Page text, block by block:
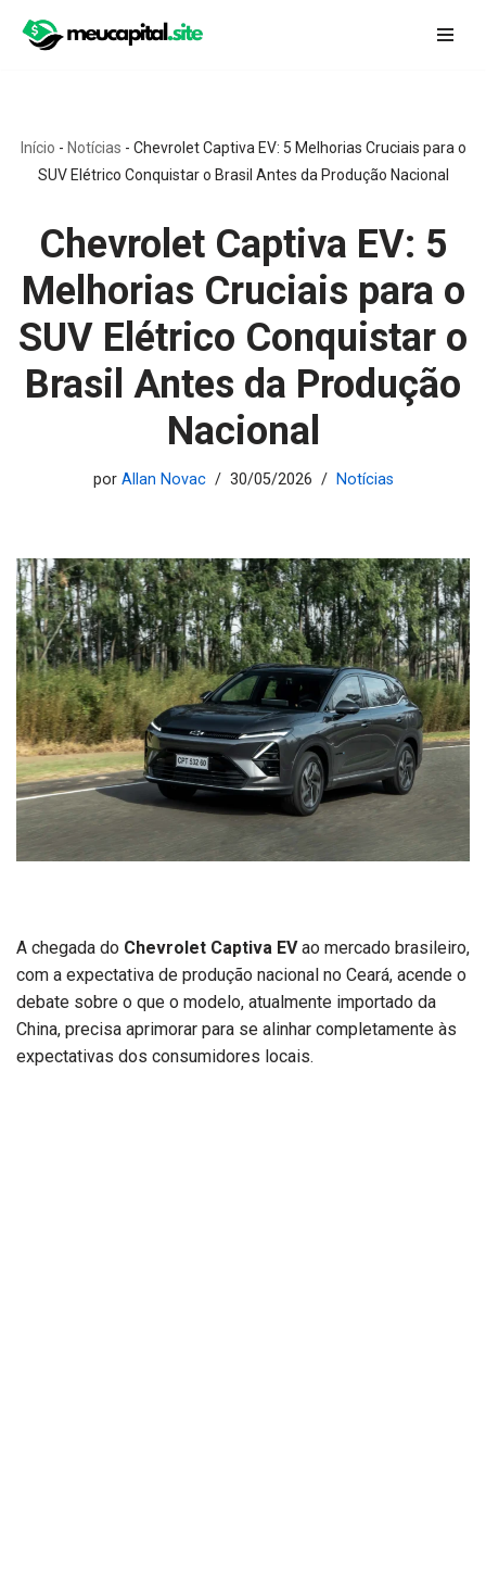
conteúdo
Início - Notícias - Chevrolet Captiva EV: 5 Melhorias Cruciais para o
SUV Elétrico Conquistar o Brasil Antes da Produção Nacional
Chevrolet Captiva EV: 5
Melhorias Cruciais para o
SUV Elétrico Conquistar o
Brasil Antes da Produção
Nacional
por Allan Novac 30/05/2026 Notícias
A chegada do Chevrolet Captiva EVao mercado brasileiro,
com a expectativa de produção nacional no Ceará, acende o
debate sobre o que o modelo, atualmente importado da
China, precisa aprimorar para se alinhar completamente às
expectativas dos consumidores locais.